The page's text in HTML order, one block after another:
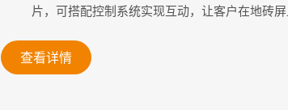
片，可搭配控制系统实现互动，让客户在地砖屏
查看详情